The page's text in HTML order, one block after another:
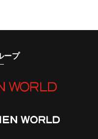
ープ